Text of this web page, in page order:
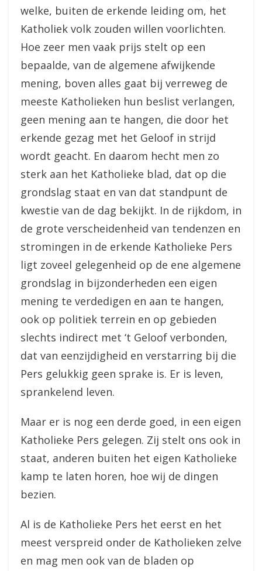
welke, buiten de erkende leiding om, het
Katholiek volk zouden willen voorlichten.
Hoe zeer men vaak prijs stelt op een
bepaalde, van de algemene afwijkende
mening, boven alles gaat bij verreweg de
meeste Katholieken hun beslist verlangen,
geen mening aan te hangen, die door het
erkende gezag met het Geloof in strijd
wordt geacht. En daarom hecht men zo
sterk aan het Katholieke blad, dat op die
grondslag staat en van dat standpunt de
kwestie van de dag bekijkt. In de rijkdom, in
de grote verscheidenheid van tendenzen en
stromingen in de erkende Katholieke Pers
ligt zoveel gelegenheid op de ene algemene
grondslag in bijzonderheden een eigen
mening te verdedigen en aan te hangen,
ook op politiek terrein en op gebieden
slechts indirect met ‘t Geloof verbonden,
dat van eenzijdigheid en verstarring bij die
Pers gelukkig geen sprake is. Er is leven,
sprankelend leven.
Maar er is nog een derde goed, in een eigen
Katholieke Pers gelegen. Zij stelt ons ook in
staat, anderen buiten het eigen Katholieke
kamp te laten horen, hoe wij de dingen
bezien.
Al is de Katholieke Pers het eerst en het
meest verspreid onder de Katholieken zelve
en mag men ook van de bladen op